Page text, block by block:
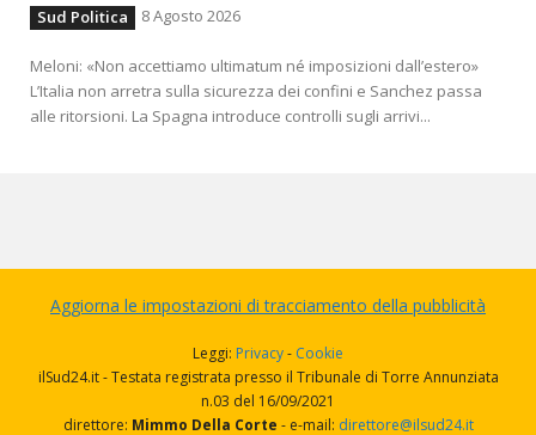
Sud Politica 8 Agosto 2026
Meloni: «Non accettiamo ultimatum né imposizioni dall’estero»
L’Italia non arretra sulla sicurezza dei confini e Sanchez passa
alle ritorsioni. La Spagna introduce controlli sugli arrivi...
Aggiorna le impostazioni di tracciamento della pubblicità
Leggi: Privacy- Cookie
ilSud24.it - Testata registrata presso il Tribunale di Torre Annunziata
n.03 del 16/09/2021
direttore: Mimmo Della Corte - e-mail: direttore@ilsud24.it